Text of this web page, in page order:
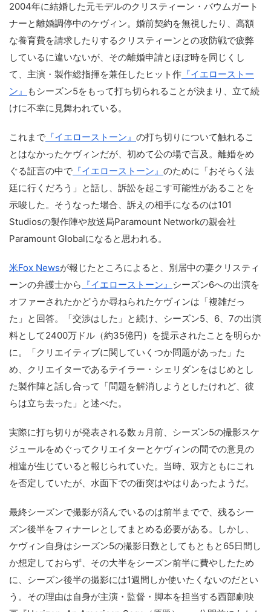
2004年に結婚した元モデルのクリスティーン・バウムガート
ナーと離婚調停中のケヴィン。婚前契約を無視したり、高額
な養育費を請求したりするクリスティーンとの攻防戦で疲弊
しているに違いないが、その離婚申請とほぼ時を同じくし
て、主演・製作総指揮を兼任したヒット作 『イエローストー
ン』
もシーズン5をもって打ち切られることが決まり、立て続
けに不幸に見舞われている。
これまで 『イエローストーン』 の打ち切りについて触れるこ
とはなかったケヴィンだが、初めて公の場で言及。離婚をめ
ぐる証言の中で 『イエローストーン』 のために「おそらく法
廷に行くだろう」と話し、訴訟を起こす可能性があることを
示唆した。そうなった場合、訴えの相手になるのは101
Studiosの製作陣や放送局Paramount Networkの親会社
Paramount Globalになると思われる。
米Fox Newsが報じたところによると、別居中の妻クリスティ
ーンの弁護士から 『イエローストーン』 シーズン6への出演を
オファーされたかどうか尋ねられたケヴィンは「複雑だっ
た」と回答。「交渉はした」と続け、シーズン5、6、7の出演
料として2400万ドル（約35億円）を提示されたことを明らか
に。「クリエイティブに関していくつか問題があった」た
め、クリエイターであるテイラー・シェリダンをはじめとし
た製作陣と話し合って「問題を解消しようとしたけれど、彼
らは立ち去った」と述べた。
実際に打ち切りが発表される数ヵ月前、シーズン5の撮影スケ
ジュールをめぐってクリエイターとケヴィンの間での意見の
相違が生じていると報じられていた。当時、双方ともにこれ
を否定していたが、水面下での衝突はやはりあったようだ。
最終シーズンで撮影が済んでいるのは前半までで、残るシー
ズン後半をフィナーレとしてまとめる必要がある。しかし、
ケヴィン自身はシーズン5の撮影日数としてもともと65日間し
か想定しておらず、その大半をシーズン前半に費やしたため
に、シーズン後半の撮影には1週間しか使いたくないのだとい
う。その理由は自身が主演・監督・脚本を担当する西部劇映